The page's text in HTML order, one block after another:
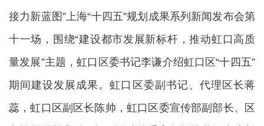
接力新蓝图”上海“十四五”规划成果系列新闻发布会第
十一场，围绕“建设都市发展新标杆，推动虹口高质
量发展”主题，虹口区委书记李谦介绍虹口区“十四五”
期间建设发展成果。虹口区委副书记、代理区长蒋
蕊，虹口区副区长陈帅，虹口区委宣传部副部长、区